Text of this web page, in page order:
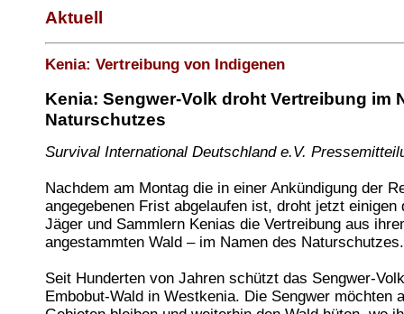
Aktuell
Kenia: Vertreibung von Indigenen
Kenia: Sengwer-Volk droht Vertreibung im
Naturschutzes
Survival International Deutschland e.V.
Nachdem am Montag die in einer Ankündigung der
angegebenen Frist abgelaufen ist, droht jetzt einigen
Jäger und Sammlern Kenias die Vertreibung aus
angestammten Wald – im Namen des Naturschutzes.
Seit Hunderten von Jahren schützt das Sengwer-
Embobut-Wald in Westkenia. Die Sengwer möchten